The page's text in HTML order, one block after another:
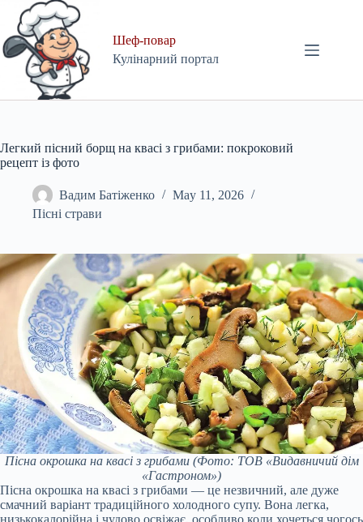
content
Шеф-повар
Кулінарний портал
Легкий пісний борщ на квасі з грибами: покроковий
рецепт із фото
Вадим Батіженко
May 11, 2026
Пісні страви
Пісна окрошка на квасі з грибами (Фото: ТОВ «Видавничий дім
«Гастроном»)
Пісна окрошка на квасі з грибами — це незвичний, але дуже
смачний варіант традиційного холодного супу. Вона легка,